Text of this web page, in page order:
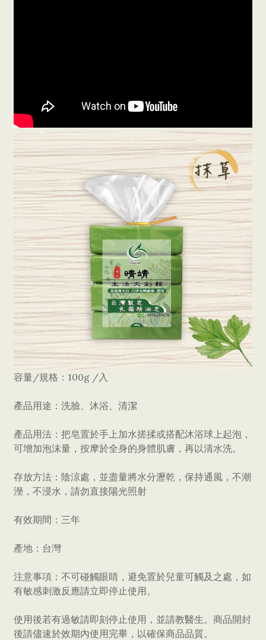
容量/規格：100g /入
產品用途：洗臉、沐浴、清潔
產品用法：把皂置於手上加水搓揉或搭配沐浴球上起泡，
可增加泡沫量，按摩於全身的身體肌膚，再以清水洗。
存放方法：陰涼處，並盡量將水分瀝乾，保持通風，不潮
溼，不浸水，請勿直接陽光照射
有效期間：三年
產地：台灣
注意事項：不可碰觸眼睛，避免置於兒童可觸及之處，如
有敏感刺激反應請立即停止使用。
使用後若有過敏請即刻停止使用，並請教醫生。商品開封
後請儘速於效期內使用完畢，以確保商品品質。